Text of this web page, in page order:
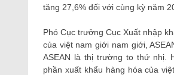
tăng 27,6% đối với cùng kỳ năm
Phó Cục trưởng Cục Xuất nhập
của việt nam giới nam giới,
ASEAN là thị trường to thứ nhị.
phần xuất khẩu hàng hóa của